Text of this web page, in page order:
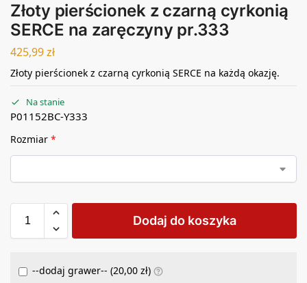
Złoty pierścionek z czarną cyrkonią
SERCE na zaręczyny pr.333
425,99zł
Złoty pierścionek z czarną cyrkonią SERCE na każdą okazję.
Na stanie
P01152BC-Y333
Rozmiar *
Dodaj do koszyka
--dodaj grawer-- (20,00 zł)